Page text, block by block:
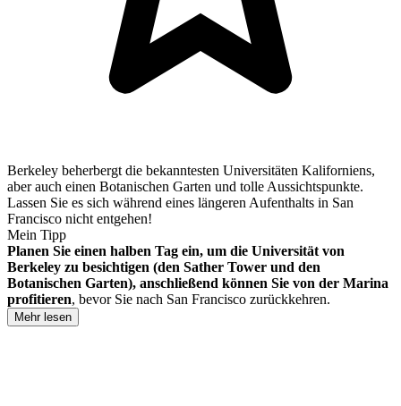
Berkeley beherbergt die bekanntesten Universitäten Kaliforniens,
aber auch einen Botanischen Garten und tolle Aussichtspunkte.
Lassen Sie es sich während eines längeren Aufenthalts in San
Francisco nicht entgehen!
Mein Tipp
Planen Sie einen halben Tag ein, um die Universität von
Berkeley zu besichtigen (den Sather Tower und den
Botanischen Garten), anschließend können Sie von der Marina
profitieren, bevor Sie nach San Francisco zurückkehren.
Mehr lesen